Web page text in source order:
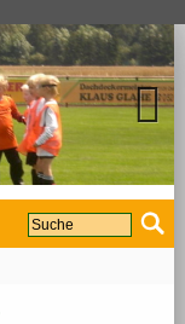
Next